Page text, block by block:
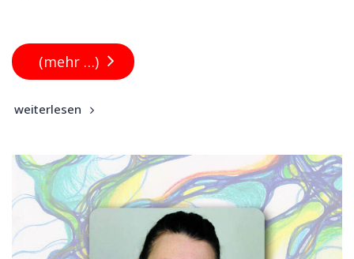
(mehr …)
weiterlesen